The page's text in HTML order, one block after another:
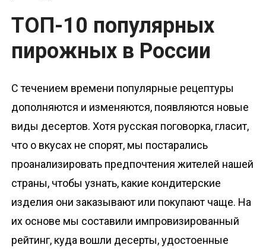
ТОП-10 популярных
пирожных в России
С течением времени популярные рецептуры
дополняются и изменяются, появляются новые
виды десертов. Хотя русская поговорка, гласит,
что о вкусах не спорят, мы постарались
проанализировать предпочтения жителей нашей
страны, чтобы узнать, какие кондитерские
изделия они заказывают или покупают чаще. На
их основе мы составили импровизированный
рейтинг, куда вошли десерты, удостоенные